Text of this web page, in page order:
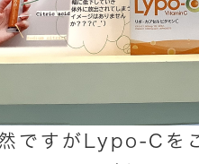
ですがLypo-Cを